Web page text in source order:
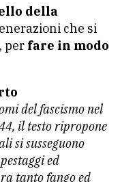
della
che si
per fare in modo
del fascismo nel
il testo ripropone
si susseguono
ed
tanto fango ed